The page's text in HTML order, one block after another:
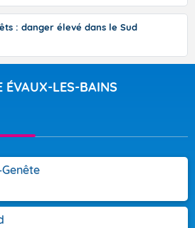
: danger élevé dans le Sud
ÉVAUX-LES-BAINS